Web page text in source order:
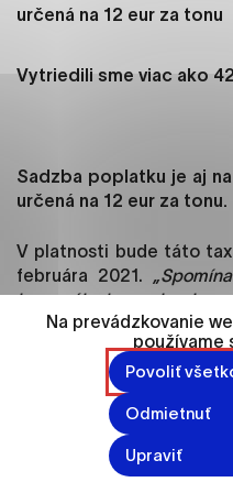
určená na 12 eur za tonu
Vytriedili sme viac ako
Sadzba poplatku je aj
určená na 12 eur za tonu.
V platnosti bude táto
februára 2021.
komunálneho odpadu
odpadov,“spresnil
komunikácie a
Mesto Nitra
329/2018 Z. z., nakoľko
zverejniť informáciu
odpadov za
Na prevádzkovanie
používame
Povoliť
Odmietnuť
Upraviť
ako je navigácia na
fungovať.
Analytické cookies
stránok pochopiť, ako
ponúknuť im lepšiu
zbierajú anonymne a
konkrétnou osobou.
Označiť
Uložiť
Viac informácií